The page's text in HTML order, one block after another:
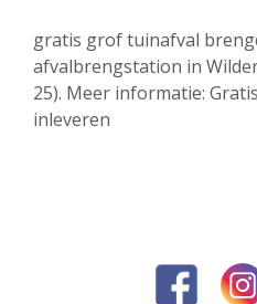
gratis grof tuinafval
afvalbrengstation in
25). Meer informatie:
inleveren